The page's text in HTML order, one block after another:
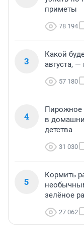
приметы
78 194
3
Какой
августа,
57 180
4
Пирожное
в
детства
31 030
5
Кормить
зелёное
27 062